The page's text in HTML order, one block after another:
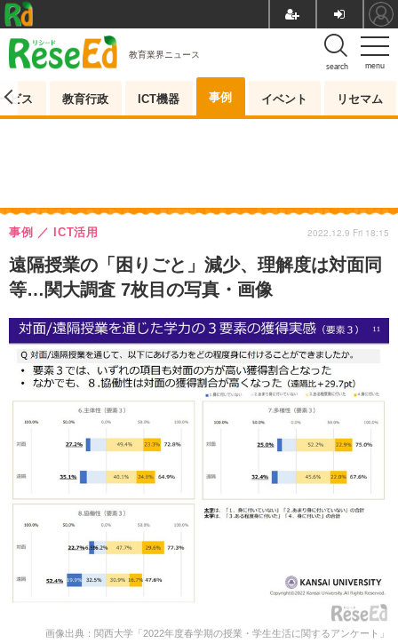
menu
search
教育業界ニュース
ビス 教育行政 ICT機器 事例 イベント リセマム
遠隔授業の「困りごと」減少、理解度は対面同
等…関大調査 7枚目の写真・画像
事例 ICT活用 2022.12.9 Fri 18:15
画像出典：関西大学「2022年度春学期の授業・学生生活に関するアンケート」